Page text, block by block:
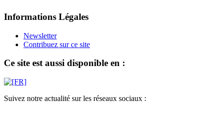
Informations Légales
Newsletter
Contribuez sur ce site
Ce site est aussi disponible en :
Suivez notre actualité sur les réseaux sociaux :